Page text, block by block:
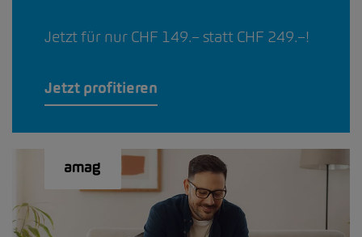
Jetzt für nur CHF 149.– statt CHF 249.–!
Jetzt profitieren